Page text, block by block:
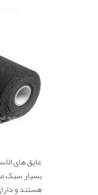
عایق های
بسیار سبک
هستند و